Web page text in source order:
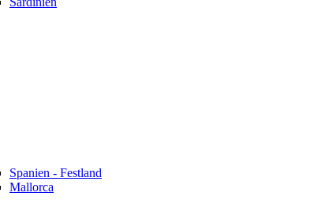
Spanien - Festland
Mallorca